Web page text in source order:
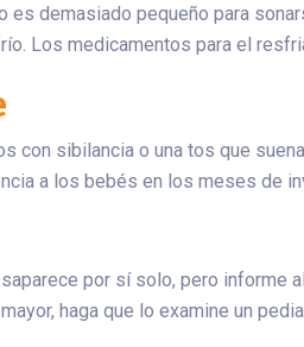
es demasiado pequeño para
Los medicamentos para el
con sibilancia o una tos que
a los bebés en los meses de
por sí solo, pero informe
haga que lo examine un